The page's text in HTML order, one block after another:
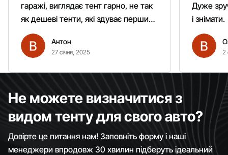
гаражі, виглядає тент гарно, не так
як дешеві тенти, які здуває першим
вітром. Гарно кріпиться.
Рекомендую однозначно!
Антон
27 січня, 2025
Дуже
і знімати.
2
Не можете визначитися з
видом тенту для свого авто?
Довірте це питання нам! Заповніть форму і наші
менеджери впродовж 30 хвилин підберуть ідеальний